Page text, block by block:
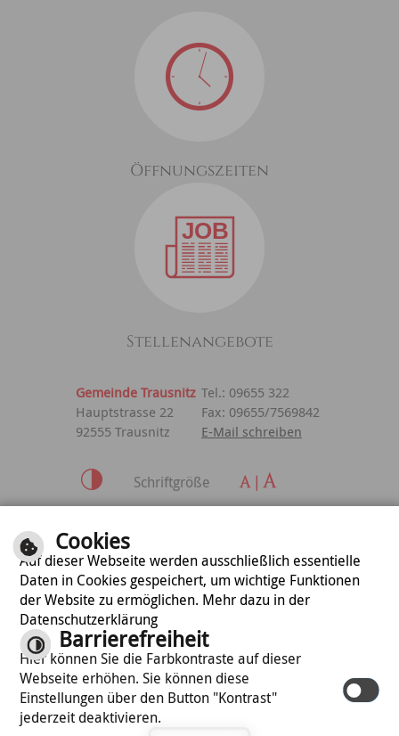
Öffnungszeiten
Stellenangebote
Gemeinde Trausnitz Tel.: 09655 322
Hauptstrasse 22
Fax: 09655/7569842
92555 Trausnitz
E-Mail schreiben
Schriftgröße
Datenschutzerklärung
optimiert für
mobile Endgeräte
©cm city media GmbH
Cookies
Auf dieser Webseite werden ausschließlich essentielle
Daten in Cookies gespeichert, um wichtige Funktionen
der Website zu ermöglichen. Mehr dazu in der
Datenschutzerklärung
Barrierefreiheit
Hier können Sie die Farbkontraste auf dieser
Webseite erhöhen. Sie können diese
Einstellungen über den Button "Kontrast"
jederzeit deaktivieren.